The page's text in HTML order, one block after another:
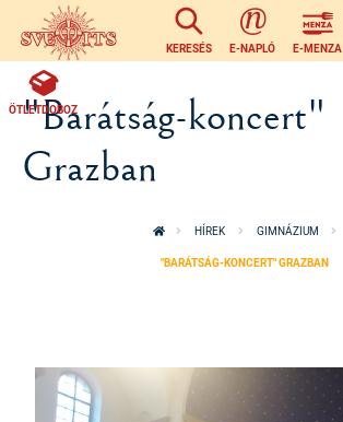
Ugrás a tartalomra
KERESÉS E-NAPLÓ E-MENZA
ÖTLETDOBOZ
"Barátság-koncert"
Grazban
HÍREK GIMNÁZIUM
"BARÁTSÁG-KONCERT" GRAZBAN